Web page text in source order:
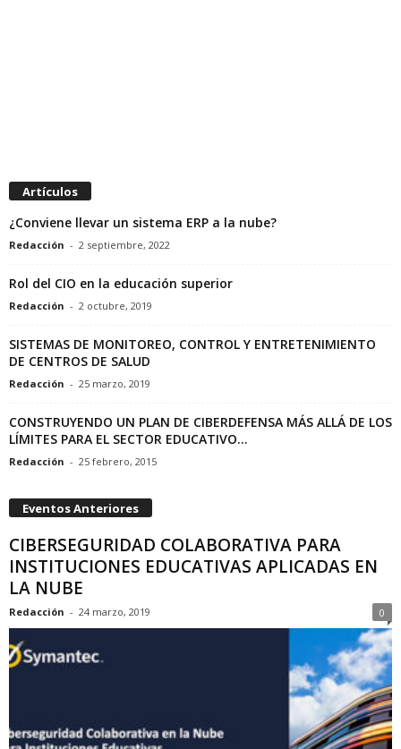
Artículos
¿Conviene llevar un sistema ERP a la nube?
Redacción - 2 septiembre, 2022
Rol del CIO en la educación superior
Redacción - 2 octubre, 2019
SISTEMAS DE MONITOREO, CONTROL Y ENTRETENIMIENTO
DE CENTROS DE SALUD
Redacción - 25 marzo, 2019
CONSTRUYENDO UN PLAN DE CIBERDEFENSA MÁS ALLÁ DE LOS
LÍMITES PARA EL SECTOR EDUCATIVO...
Redacción - 25 febrero, 2015
Eventos Anteriores
CIBERSEGURIDAD COLABORATIVA PARA
INSTITUCIONES EDUCATIVAS APLICADAS EN
LA NUBE
Redacción - 24 marzo, 2019 0